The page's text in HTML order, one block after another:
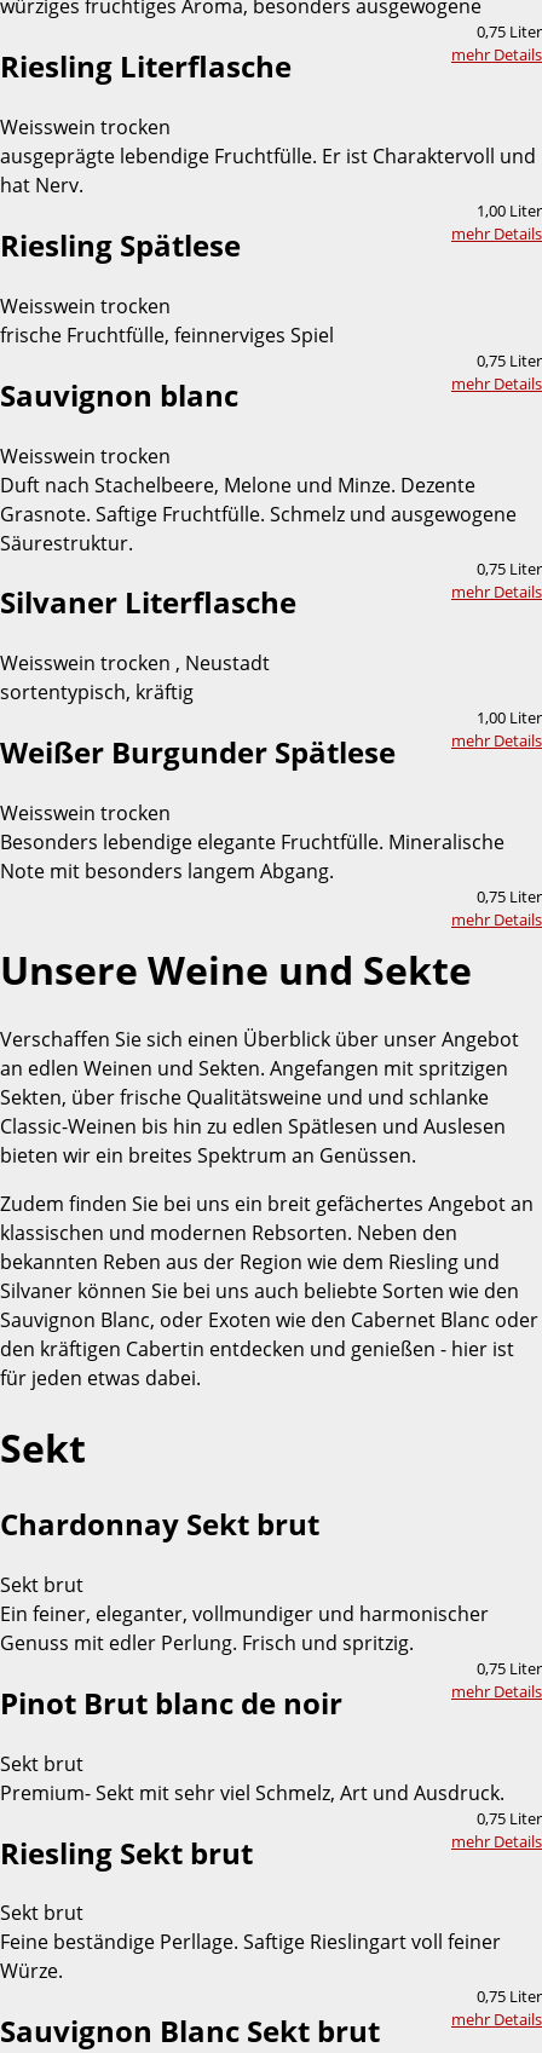
würziges fruchtiges Aroma, besonders ausgewogene
0,75 Liter
mehr Details
Riesling Literflasche
Weisswein trocken
ausgeprägte lebendige Fruchtfülle. Er ist Charaktervoll und
hat Nerv.
1,00 Liter
mehr Details
Riesling Spätlese
Weisswein trocken
frische Fruchtfülle, feinnerviges Spiel
0,75 Liter
mehr Details
Sauvignon blanc
Weisswein trocken
Duft nach Stachelbeere, Melone und Minze. Dezente
Grasnote. Saftige Fruchtfülle. Schmelz und ausgewogene
Säurestruktur.
0,75 Liter
mehr Details
Silvaner Literflasche
Weisswein trocken , Neustadt
sortentypisch, kräftig
1,00 Liter
mehr Details
Weißer Burgunder Spätlese
Weisswein trocken
Besonders lebendige elegante Fruchtfülle. Mineralische
Note mit besonders langem Abgang.
0,75 Liter
mehr Details
Unsere Weine und Sekte
Verschaffen Sie sich einen Überblick über unser Angebot
an edlen Weinen und Sekten. Angefangen mit spritzigen
Sekten, über frische Qualitätsweine und und schlanke
Classic-Weinen bis hin zu edlen Spätlesen und Auslesen
bieten wir ein breites Spektrum an Genüssen.
Zudem finden Sie bei uns ein breit gefächertes Angebot an
klassischen und modernen Rebsorten. Neben den
bekannten Reben aus der Region wie dem Riesling und
Silvaner können Sie bei uns auch beliebte Sorten wie den
Sauvignon Blanc, oder Exoten wie den Cabernet Blanc oder
den kräftigen Cabertin entdecken und genießen - hier ist
für jeden etwas dabei.
Sekt
Chardonnay Sekt brut
Sekt brut
Ein feiner, eleganter, vollmundiger und harmonischer
Genuss mit edler Perlung. Frisch und spritzig.
0,75 Liter
mehr Details
Pinot Brut blanc de noir
Sekt brut
Premium- Sekt mit sehr viel Schmelz, Art und Ausdruck.
0,75 Liter
mehr Details
Riesling Sekt brut
Sekt brut
Feine beständige Perllage. Saftige Rieslingart voll feiner
Würze.
0,75 Liter
mehr Details
Sauvignon Blanc Sekt brut